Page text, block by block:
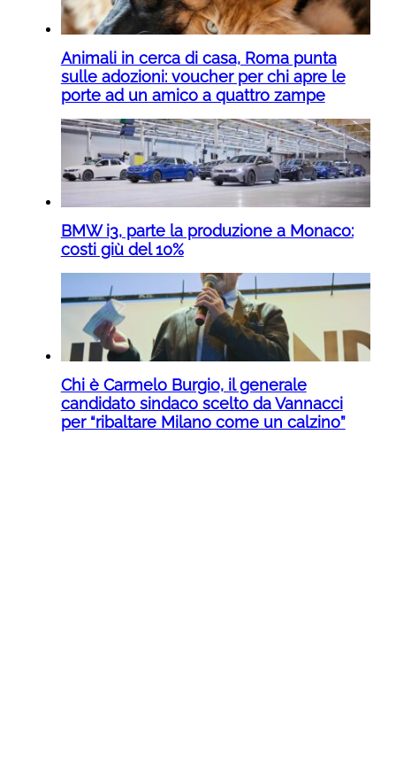
Animali in cerca di casa, Roma punta
sulle adozioni: voucher per chi apre le
porte ad un amico a quattro zampe
BMW i3, parte la produzione a Monaco:
costi giù del 10%
Chi è Carmelo Burgio, il generale
candidato sindaco scelto da Vannacci
per “ribaltare Milano come un calzino”